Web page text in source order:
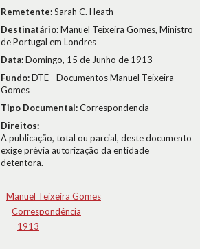
Remetente:Sarah C. Heath
Destinatário:Manuel Teixeira Gomes, Ministro
de Portugal em Londres
Data:Domingo, 15 de Junho de 1913
Fundo:DTE - Documentos Manuel Teixeira
Gomes
Tipo Documental:Correspondencia
Direitos:
A publicação, total ou parcial, deste documento
exige prévia autorização da entidade
detentora.
Manuel Teixeira Gomes
Correspondência
1913